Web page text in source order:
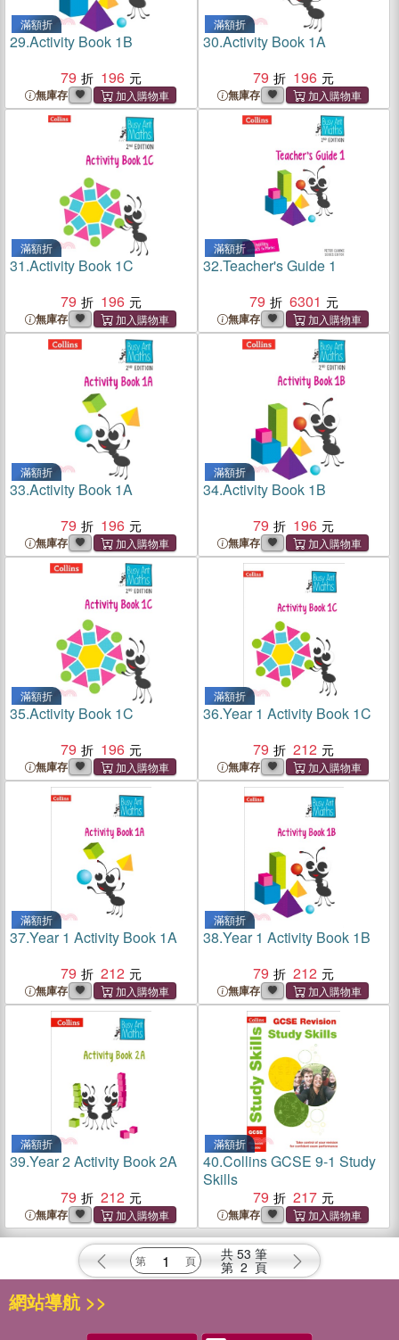
滿額折
29.Activity Book 1B
79
196
無庫存
滿額折
30.Activity Book 1A
79
196
無庫存
滿額折
31.Activity Book 1C
79
196
無庫存
滿額折
32.Teacher's Guide 1
79
6301
無庫存
滿額折
33.Activity Book 1A
79
196
無庫存
滿額折
34.Activity Book 1B
79
196
無庫存
滿額折
35.Activity Book 1C
79
196
無庫存
滿額折
36.Year 1 Activity Book 1C
79
212
無庫存
滿額折
37.Year 1 Activity Book 1A
79
212
無庫存
滿額折
38.Year 1 Activity Book 1B
79
212
無庫存
滿額折
39.Year 2 Activity Book 2A
79
212
無庫存
滿額折
40.Collins GCSE 9-1 Study
Skills
79
217
無庫存
共 53 筆
第 2 頁
網站導航 >>